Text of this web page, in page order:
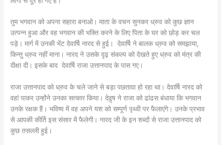
तुम भगवान को अपना सहारा बनाओ। माता के वचन सुनकर ध्रुव को कुछ ज्ञान
उत्पन्न हुआ और वह भगवान की भक्ति करने के लिए पिता के घर को छोड़ कर चल
पड़े। मार्ग में उनकी भेंट देवार्षि नारद से हुई। देवार्षि ने बालक ध्रुव को समझाया,
किन्तु ध्रुव नहीं माना। नारद ने उसके दृढ़ संकल्प को देखते हुए ध्रुव को मंत्र की
दीक्षा दी। इसके बाद देवार्षि राजा उत्तानपाद के पास गए।
राजा उत्तानपाद को ध्रुव के चले जाने से बड़ा पछतावा हो रहा था। देवार्षि नारद को
वहां पाकर उन्होंने उनका सत्कार किया। देवॢष ने राजा को ढांढस बंधाया कि भगवान
उनके रक्षक हैं। भविष्य में वह अपने यश को सम्पूर्ण पृथ्वी पर फैलाएंगे। उनके प्रभाव
से आपकी कीर्ति इस संसार में फैलेगी। नारद जी के इन शब्दों से राजा उत्तानपाद को
कुछ तसल्ली हुई।